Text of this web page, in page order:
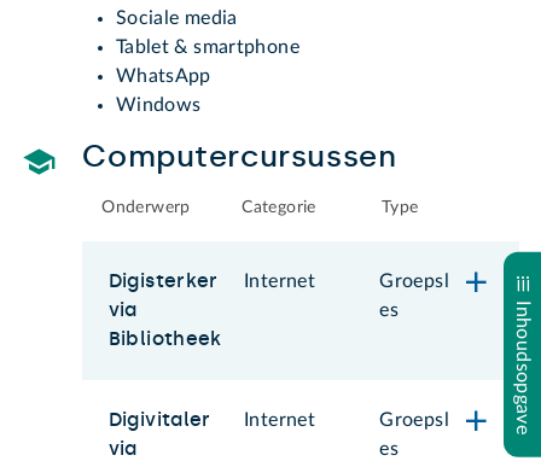
Inhoudsopgave
Sociale media
Tablet & smartphone
WhatsApp
Windows
Computercursussen
Onderwerp Categorie Type
Digisterker
via
Bibliotheek
Internet
Groepsl
es
Digivitaler
via
Internet
Groepsl
es